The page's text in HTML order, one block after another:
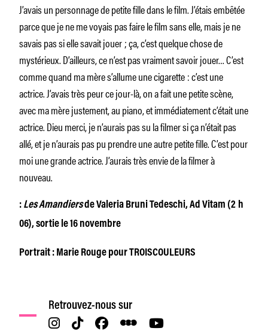
J’avais un personnage de petite fille dans le film. J’étais embêtée
parce que je ne me voyais pas faire le film sans elle, mais je ne
savais pas si elle savait jouer ; ça, c’est quelque chose de
mystérieux. D’ailleurs, ce n’est pas vraiment savoir jouer… C’est
comme quand ma mère s’allume une cigarette : c’est une
actrice. J’avais très peur ce jour-là, on a fait une petite scène,
avec ma mère justement, au piano, et immédiatement c’était une
actrice. Dieu merci, je n’aurais pas su la filmer si ça n’était pas
allé, et je n’aurais pas pu prendre une autre petite fille. C’est pour
moi une grande actrice. J’aurais très envie de la filmer à
nouveau.
: Les Amandiersde Valeria Bruni Tedeschi, Ad Vitam (2 h
06), sortie le 16 novembre
Portrait : Marie Rouge pour TROISCOULEURS
Retrouvez-nous sur